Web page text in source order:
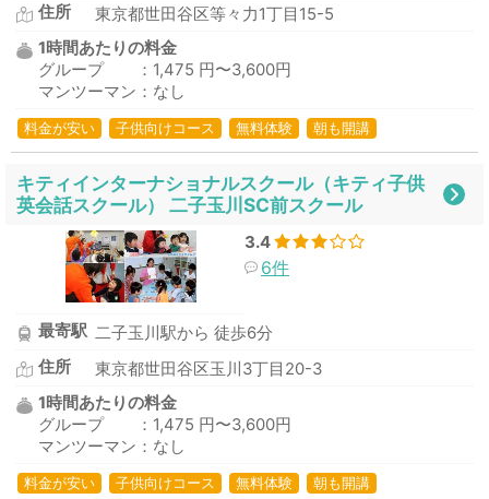
住所
東京都世田谷区等々力1丁目15-5
1時間あたりの料金
グループ ：1,475 円〜3,600円
マンツーマン：なし
料金が安い 子供向けコース 無料体験 朝も開講
キティインターナショナルスクール（キティ子供
英会話スクール） 二子玉川SC前スクール
3.4
6件
最寄駅 二子玉川駅から 徒歩6分
住所
東京都世田谷区玉川3丁目20-3
1時間あたりの料金
グループ ：1,475 円〜3,600円
マンツーマン：なし
料金が安い 子供向けコース 無料体験 朝も開講